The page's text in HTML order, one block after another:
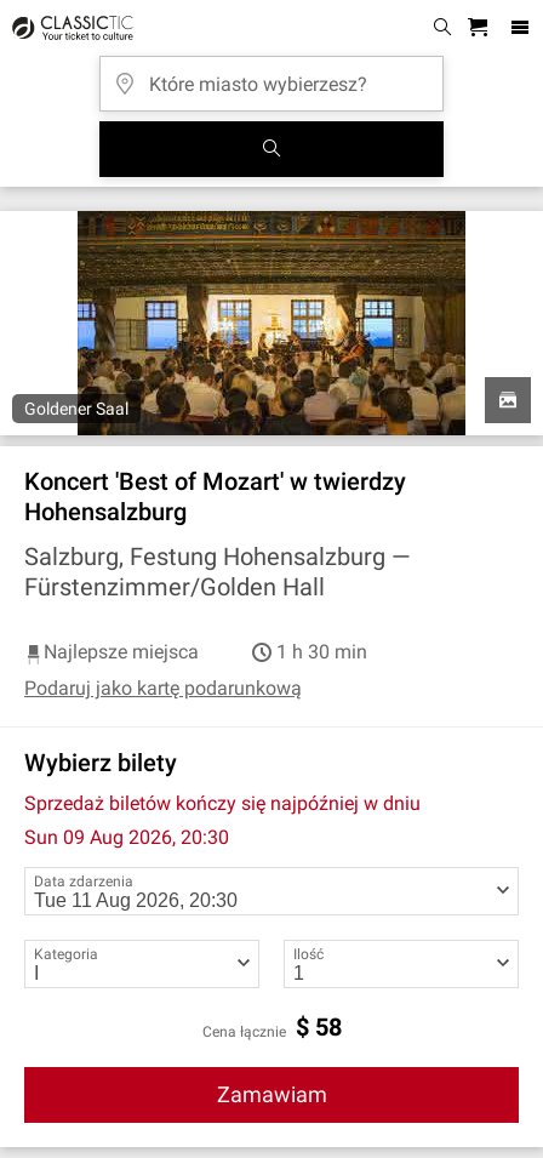
Goldener Saal
Koncert 'Best of Mozart' w twierdzy
Hohensalzburg
Salzburg, Festung Hohensalzburg —
Fürstenzimmer/Golden Hall
Najlepsze miejsca
1 h 30 min
Podaruj jako kartę podarunkową
Wybierz bilety
Sprzedaż biletów kończy się najpóźniej w dniu
Sun 09 Aug 2026, 20:30
Data zdarzenia
Kategoria Ilość
Cena łącznie $ 58
Zamawiam